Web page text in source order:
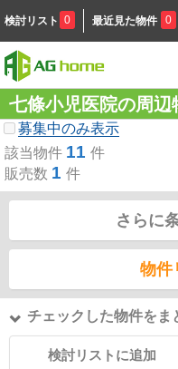
検討リスト 0 最近見た物件 0
七條小児医院の周辺
募集中のみ表示
該当物件 11 件
販売数 1 件
さらに
物件
チェックした物件をま
検討リストに追加